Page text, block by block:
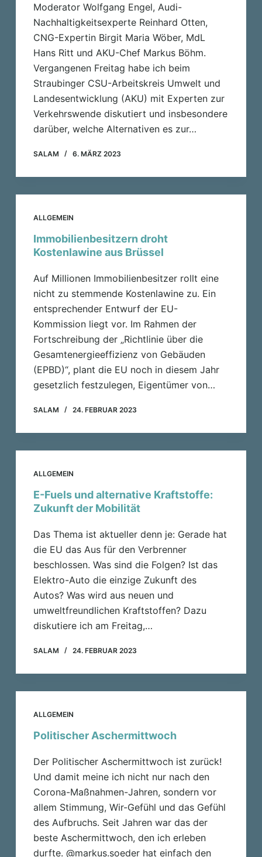
Moderator Wolfgang Engel, Audi-
Nachhaltigkeitsexperte Reinhard Otten,
CNG-Expertin Birgit Maria Wöber, MdL
Hans Ritt und AKU-Chef Markus Böhm.
Vergangenen Freitag habe ich beim
Straubinger CSU-Arbeitskreis Umwelt und
Landesentwicklung (AKU) mit Experten zur
Verkehrswende diskutiert und insbesondere
darüber, welche Alternativen es zur…
SALAM 6. MÄRZ 2023
ALLGEMEIN
Immobilienbesitzern droht
Kostenlawine aus Brüssel
Auf Millionen Immobilienbesitzer rollt eine
nicht zu stemmende Kostenlawine zu. Ein
entsprechender Entwurf der EU-
Kommission liegt vor. Im Rahmen der
Fortschreibung der „Richtlinie über die
Gesamtenergieeffizienz von Gebäuden
(EPBD)“, plant die EU noch in diesem Jahr
gesetzlich festzulegen, Eigentümer von…
SALAM 24. FEBRUAR 2023
ALLGEMEIN
E-Fuels und alternative Kraftstoffe:
Zukunft der Mobilität
Das Thema ist aktueller denn je: Gerade hat
die EU das Aus für den Verbrenner
beschlossen. Was sind die Folgen? Ist das
Elektro-Auto die einzige Zukunft des
Autos? Was wird aus neuen und
umweltfreundlichen Kraftstoffen? Dazu
diskutiere ich am Freitag,…
SALAM 24. FEBRUAR 2023
ALLGEMEIN
Politischer Aschermittwoch
Der Politischer Aschermittwoch ist zurück!
Und damit meine ich nicht nur nach den
Corona-Maßnahmen-Jahren, sondern vor
allem Stimmung, Wir-Gefühl und das Gefühl
des Aufbruchs. Seit Jahren war das der
beste Aschermittwoch, den ich erleben
durfte. @markus.soeder hat einfach den